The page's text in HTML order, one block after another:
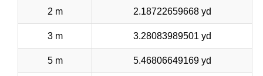
2 m 2.18722659668 yd
3 m 3.28083989501 yd
5 m 5.46806649169 yd